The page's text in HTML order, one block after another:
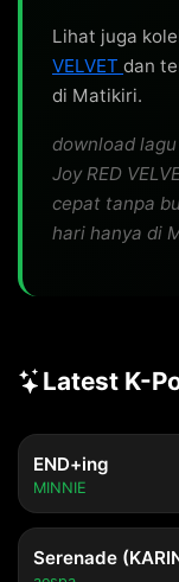
Lihat juga
VELVET dan
di Matikiri.
download
Joy RED
cepat tanpa
hari hanya di
Latest K-
END+ing
MINNIE
Serenade